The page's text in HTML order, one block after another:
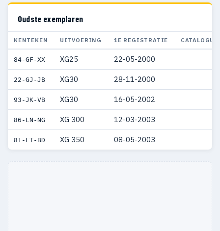
Oudste exemplaren
KENTEKEN UITVOERING 1E REGISTRATIE
84-GF-XX XG25 22-05-2000
22-GJ-JB XG30 28-11-2000
93-JK-VB XG30 16-05-2002
86-LN-NG XG 300 12-03-2003
81-LT-BD XG 350 08-05-2003